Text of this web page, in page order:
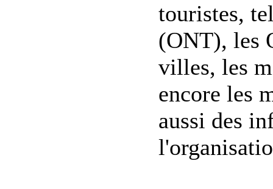
touristes,
(ONT), les
villes, les
encore les
aussi des